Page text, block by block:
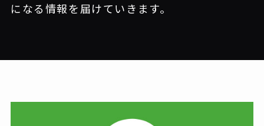
になる情報を届けていきます。